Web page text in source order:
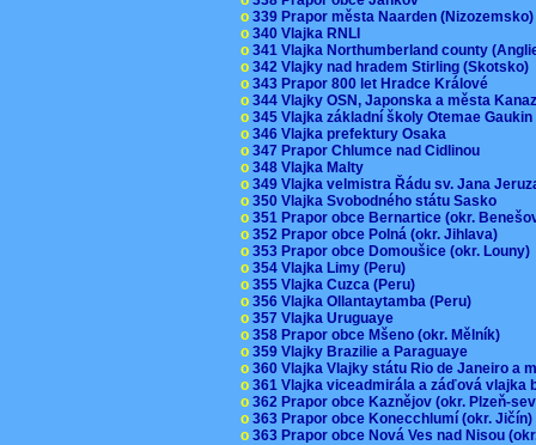
o 339 Prapor města Naarden
o 340 Vlajka RNLI
o 341 Vlajka Northumberland county
o 342 Vlajky nad hradem Stirling (Skotsko)
o 343 Prapor 800 let Hradce Králové
o 344 Vlajky OSN, Japonska a města
o 345 Vlajka základní školy Otemae
o 346 Vlajka prefektury Osaka
o 347 Prapor Chlumce nad Cidlinou
o 348 Vlajka Malty
o 349 Vlajka velmistra Řádu sv. Jana
o 350 Vlajka Svobodného státu Sasko
o 351 Prapor obce Bernartice (okr.
o 352 Prapor obce Polná (okr. Jihlava)
o 353 Prapor obce Domoušice (okr. Louny)
o 354 Vlajka Limy (Peru)
o 355 Vlajka Cuzca (Peru)
o 356 Vlajka Ollantaytamba (Peru)
o 357 Vlajka Uruguaye
o 358 Prapor obce Mšeno (okr. Mělník)
o 359 Vlajky Brazilie a Paraguaye
o 360 Vlajka Vlajky státu Rio de Janeiro a
o 361 Vlajka viceadmirála a záďová
o 362 Prapor obce Kaznějov (okr. Plzeň-
o 363 Prapor obce Konecchlumí (okr.
o 363 Prapor obce Nová Ves nad Nisou